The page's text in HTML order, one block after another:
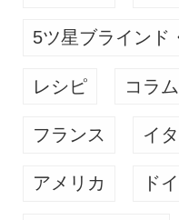
5ツ星ブラインド
レシピ コラム
フランス イ
アメリカ ド